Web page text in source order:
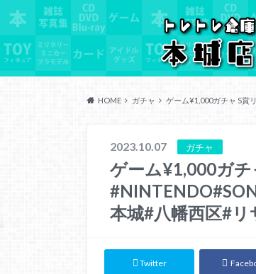
HOME ガチャ ゲーム¥1,000ガチャ S賞
2023.10.07 ガチャ
ゲーム¥1,000ガ
本城#八幡西区#
Twitter